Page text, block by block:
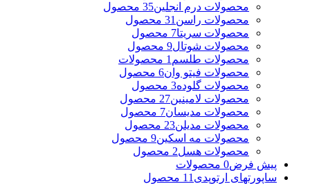
محصولات درم انجلین35 محصول
محصولات راسن 31 محصول
محصولات سریتا7 محصول
محصولات شوتال9 محصول
محصولات طلسم 1 محصولات
محصولات فیتو وان6 محصول
محصولات گلوده3 محصول
محصولات لامینین27 محصول
محصولات مدیسان7 محصول
محصولات مدیلن23 محصول
محصولات مه اسکین9 محصول
محصولات هسل2 محصول
پیش فرض0 محصولات
ساپورتهای ارتوپدی 11 محصول